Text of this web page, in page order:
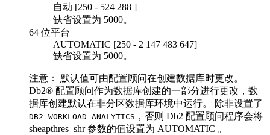
自动 [250 - 524 288 ]
缺省设置为 5000。
64 位平台
AUTOMATIC [250 - 2 147 483 647]
缺省设置为 5000。
注意：
默认值可由配置顾问在创建数据库时更改。
Db2® 配置顾问作为数据库创建的一部分进行更改，数
据库创建默认在非分区数据库环境中运行。 除非设置了
DB2_WORKLOAD=ANALYTICS ，否则 Db2 配置顾问程序会将
sheapthres_shr参数的值设置为 AUTOMATIC 。